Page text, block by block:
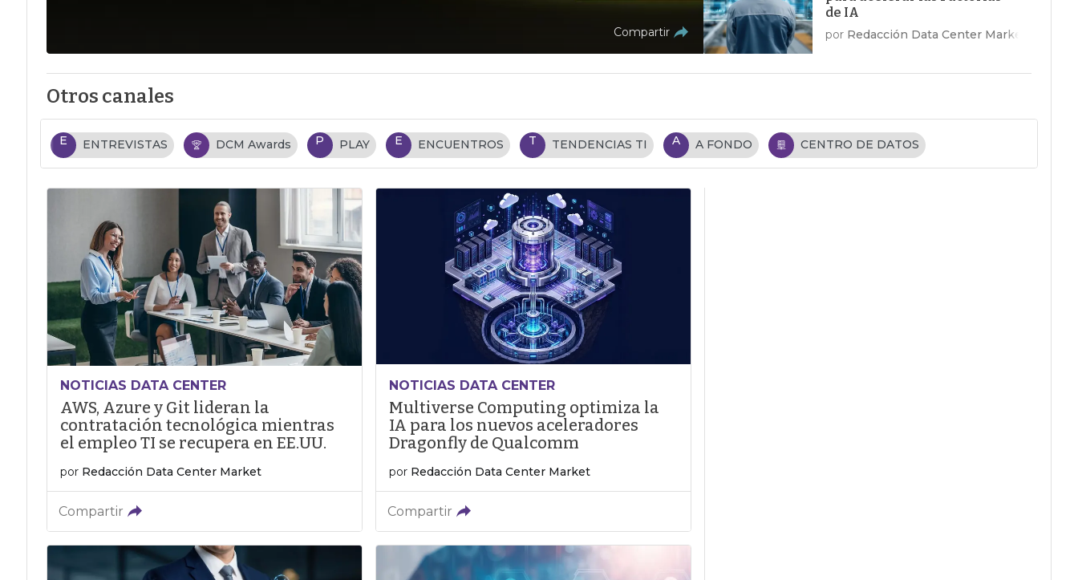
Compartir
de IA
por Redacción Data Center Market
Otros canales
E ENTREVISTAS DCM Awards P PLAY E ENCUENTROS T TENDENCIAS TI A A FONDO CENTRO DE DATOS
NOTICIAS DATA CENTER
AWS, Azure y Git lideran la
contratación tecnológica mientras
el empleo TI se recupera en EE.UU.
por Redacción Data Center Market
Compartir
NOTICIAS DATA CENTER
Multiverse Computing optimiza la
IA para los nuevos aceleradores
Dragonfly de Qualcomm
por Redacción Data Center Market
Compartir